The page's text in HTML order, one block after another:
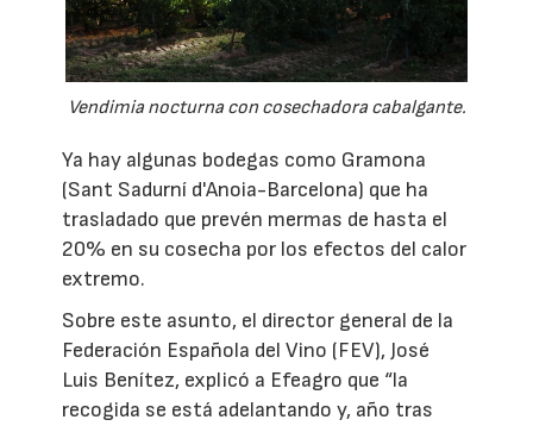
Vendimia nocturna con cosechadora cabalgante.
Ya hay algunas bodegas como Gramona
(Sant Sadurní d'Anoia-Barcelona) que ha
trasladado que prevén mermas de hasta el
20% en su cosecha por los efectos del calor
extremo.
Sobre este asunto, el director general de la
Federación Española del Vino (FEV), José
Luis Benítez, explicó a Efeagro que “la
recogida se está adelantando y, año tras